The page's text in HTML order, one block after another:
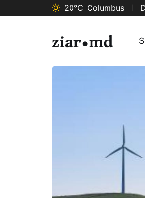
20°C Columbus